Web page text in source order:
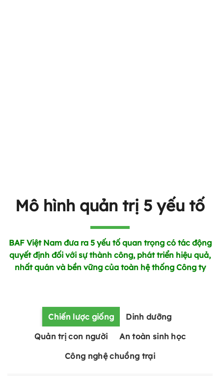
Mô hình quản trị 5 yếu tố
BAF Việt Nam đưa ra 5 yếu tố quan trọng có tác động
quyết định đối với sự thành công, phát triển hiệu quả,
nhất quán và bền vững của toàn hệ thống Công ty
Chiến lược giống
Dinh dưỡng
Quản trị con người
An toàn sinh học
Công nghệ chuồng trại